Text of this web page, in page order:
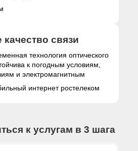
связи
технология оптического
к погодным условиям,
и электромагнитным
к услугам в 3 шага